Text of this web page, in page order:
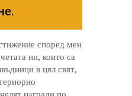
според мен
ни, които са
в цял свят,